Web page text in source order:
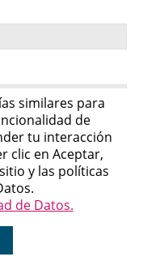
Agente en Línea
Chatea ahora
similares para
de
tu interacción
clic en Aceptar,
y las políticas
de Datos.